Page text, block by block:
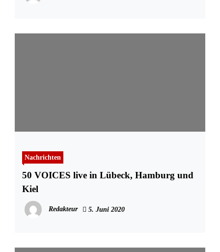
Nachrichten
50 VOICES live in Lübeck, Hamburg und
Kiel
Redakteur 5. Juni 2020